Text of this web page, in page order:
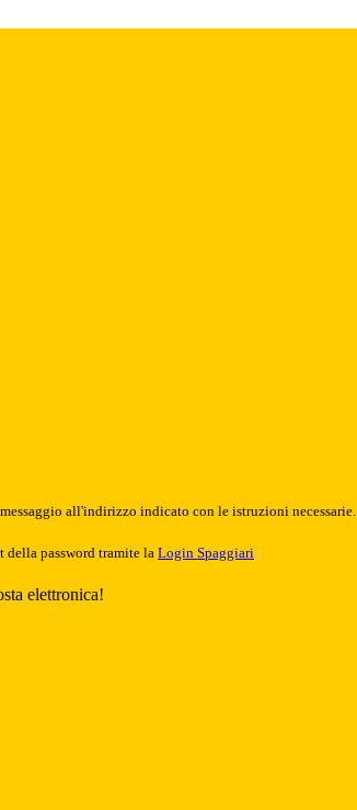
all'indirizzo indicato con le istruzioni necessarie.
della password tramite la Login Spaggiari
elettronica!